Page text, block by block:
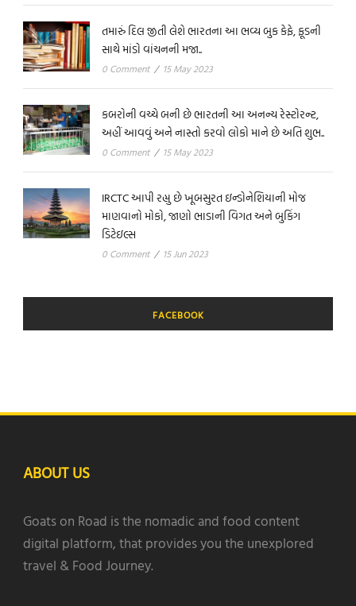
તમારું દિલ જીતી લેશે ભારતના આ ભવ્ય બુક કેફે, ફૂડની
સાથે માંડો વાંચનની મજા..
0 Comment / 15 May 2023
કબરોની વચ્ચે બની છે ભારતની આ અનન્ય રેસ્ટોરન્ટ,
અહીં આવવું અને નાસ્તો કરવો લોકો માને છે અતિ શુભ..
0 Comment / 15 May 2023
IRCTC આપી રહ્યુ છે ખૂબસુરત ઇન્ડોનેશિયાની મોજ
માણવાનો મોકો, જાણો ભાડાની વિગત અને બુકિંગ
ડિટેઇલ્સ
0 Comment / 15 Jun 2023
FACEBOOK
ABOUT US
Goats on Road is the nomadic and food content
digital platform, that provides you the unexplored
travel & Food Journey.